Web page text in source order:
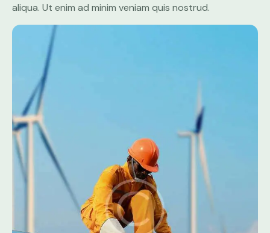
aliqua. Ut enim ad minim veniam quis nostrud.